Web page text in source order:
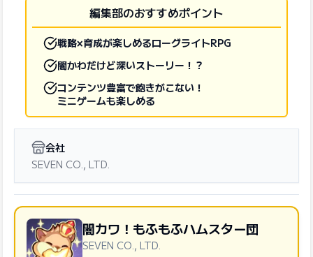
編集部のおすすめポイント
戦略×育成が楽しめるローグライトRPG
闇かわだけど深いストーリー！？
コンテンツ豊富で飽きがこない！
ミニゲームも楽しめる
会社
SEVEN CO., LTD.
闇カワ！もふもふハムスター団
SEVEN CO., LTD.